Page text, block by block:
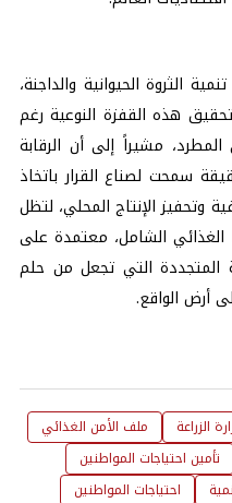
الثروة الحيوانية والداجنة،
هذه القفزة النوعية رغم
مشيراً إلى أن الرقابة
سمحت لصناع القرار باتخاذ
وتحفيز الإنتاج المحلي، لتظل
الشامل، معتمدة على
المتجددة التي تجعل من حلم
أرض الواقع.
الزراعة
ملف الأمن الغذائي
تأمين احتياجات المواطنين
احتياجات المواطنين